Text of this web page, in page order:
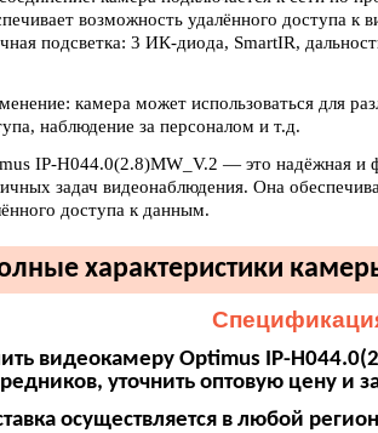
возможность удалённого доступа к
подсветка: 3 ИК-диода, SmartIR,
камера может использоваться для
наблюдение за персоналом и т.д.
IP-H044.0(2.8)MW_V.2 — это надёжная и
задач видеонаблюдения. Она
доступа к данным.
характеристики
видеокамеру Optimus IP-
уточнить оптовую цену и
осуществляется в любой